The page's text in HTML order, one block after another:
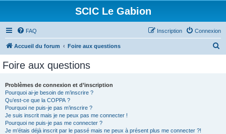
SCIC Le Gabion
FAQ Connexion
Inscription
Accueil du forum Foire aux questions
Foire aux questions
Problèmes de connexion et d’inscription
Pourquoi ai-je besoin de m’inscrire ?
Qu’est-ce que la COPPA ?
Pourquoi ne puis-je pas m’inscrire ?
Je suis inscrit mais je ne peux pas me connecter !
Pourquoi ne puis-je pas me connecter ?
Je m’étais déjà inscrit par le passé mais ne peux à présent plus me connecter ?!